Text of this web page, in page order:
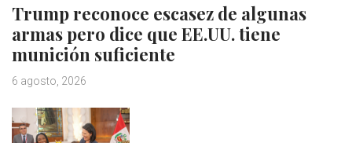
Trump reconoce escasez de algunas
armas pero dice que EE.UU. tiene
munición suficiente
6 agosto, 2026